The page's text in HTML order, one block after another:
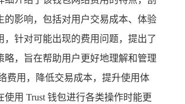
的影响，包括对用户交易成本、体验
，针对可能出现的费用问题，提出了
略，旨在帮助用户更好地理解和管理
费用，降低交易成本，提升使用体
使用 Trust 钱包进行各类操作时能更